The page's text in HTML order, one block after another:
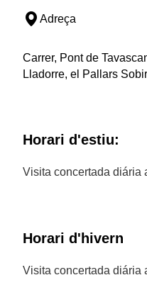
Adreça
Carrer, Pont de
Lladorre, el Pallars
Horari d'estiu:
Visita concertada diária
Horari d'hivern
Visita concertada diária